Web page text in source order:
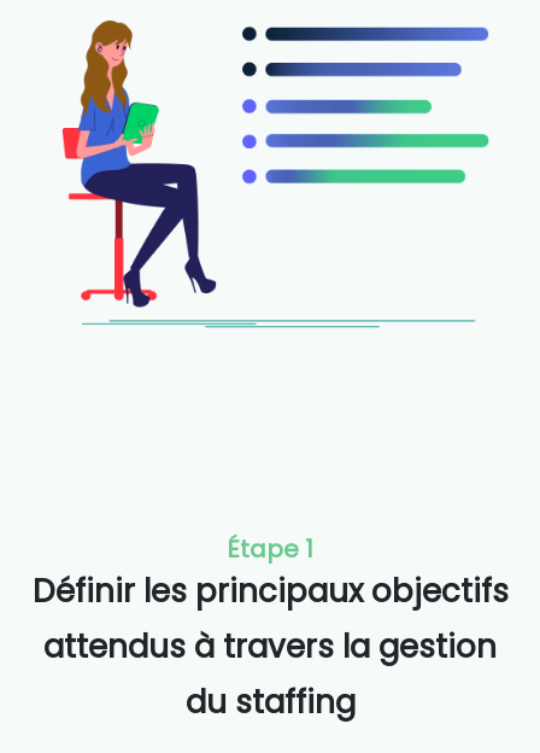
Étape 1
Définir les principaux objectifs
attendus à travers la gestion
du staffing